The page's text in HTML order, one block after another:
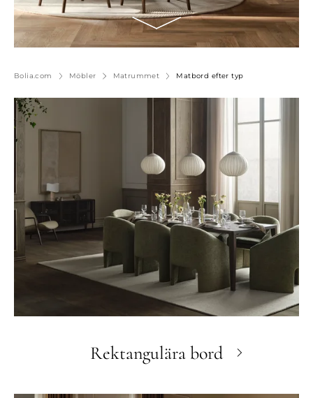
Bolia.com Möbler Matrummet Matbord efter typ
Rektangulära bord